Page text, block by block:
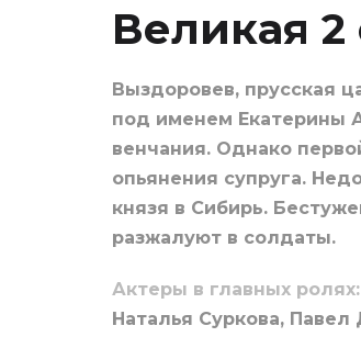
Сейчас вы смотрите
Великая 2
Выздоровев, прусская
под именем Екатерины
венчания. Однако
опьянения супруга.
князя в Сибирь.
разжалуют в солдаты.
Актеры в главных ролях:
Наталья Суркова,